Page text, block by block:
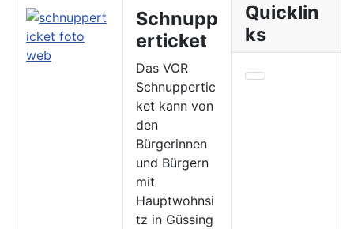
Schnupp
erticket
Das VOR
Schnuppertic
ket kann von
den
Bürgerinnen
und Bürgern
mit
Hauptwohnsi
tz in Güssing
Quicklin
ks